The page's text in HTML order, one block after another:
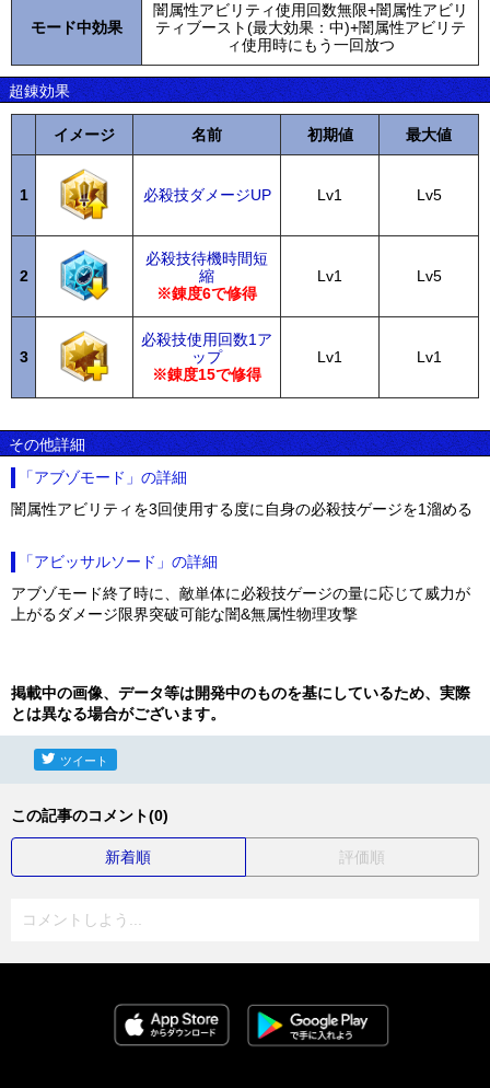
モード中効果
闇属性アビリティ使用回数無限+闇属性アビリ
ティブースト(最大効果：中)+闇属性アビリテ
ィ使用時にもう一回放つ
超錬効果
イメージ 名前 初期値 最大値
1 必殺技ダメージUP Lv1 Lv5
2
必殺技待機時間短
縮
※錬度6で修得
Lv1 Lv5
3
必殺技使用回数1ア
ップ
※錬度15で修得
Lv1 Lv1
その他詳細
「アブゾモード」の詳細
闇属性アビリティを3回使用する度に自身の必殺技ゲージを1溜める
「アビッサルソード」の詳細
アブゾモード終了時に、敵単体に必殺技ゲージの量に応じて威力が
上がるダメージ限界突破可能な闇&無属性物理攻撃
掲載中の画像、データ等は開発中のものを基にしているため、実際
とは異なる場合がございます。
ツイート
この記事のコメント(0)
新着順 評価順
コメントしよう...